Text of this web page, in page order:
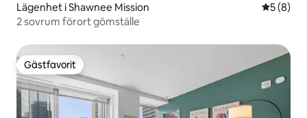
Lägenhet i Shawnee Mission 5 av 5 i
5 (8)
2 sovrum förort gömställe
Gästfavorit
Gästfavorit